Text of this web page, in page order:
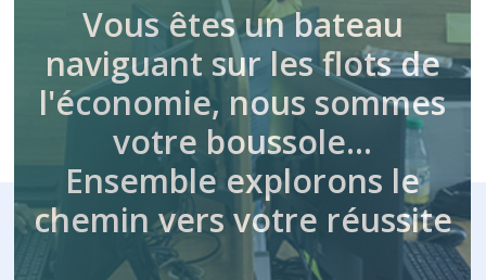
Vous êtes un bateau
naviguant sur les flots de
l'économie, nous sommes
votre boussole…
Ensemble explorons le
chemin vers votre réussite